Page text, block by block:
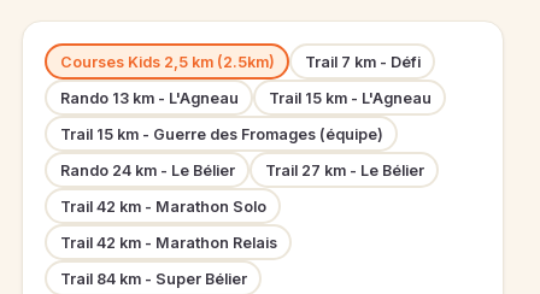
Courses Kids 2,5 km (2.5km)
Trail 7 km - Défi
Rando 13 km - L'Agneau
Trail 15 km - L'Agneau
Trail 15 km - Guerre des Fromages (équipe)
Rando 24 km - Le Bélier
Trail 27 km - Le Bélier
Trail 42 km - Marathon Solo
Trail 42 km - Marathon Relais
Trail 84 km - Super Bélier